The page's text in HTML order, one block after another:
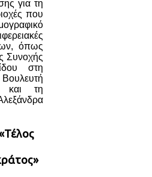
για τη
που
όπως
Συνοχής
στη
τη